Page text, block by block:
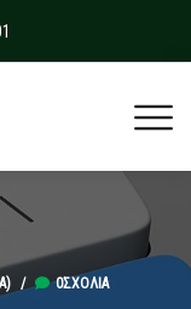
/ 0ΣΧΌΛΙΑ